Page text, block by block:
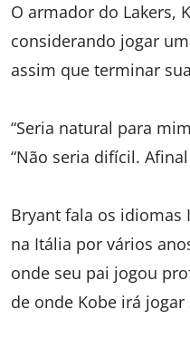
O armador do Lakers,
considerando jogar
assim que terminar
“Seria natural para
“Não seria difícil.
Bryant fala os idiomas
na Itália por vários
onde seu pai jogou
de onde Kobe irá